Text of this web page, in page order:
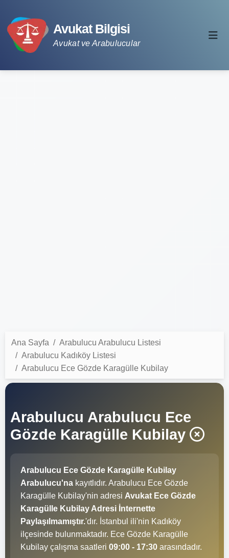
Avukat Bilgisi
Avukat ve Arabulucular
Ana Sayfa
Arabulucu Arabulucu Listesi
Arabulucu Kadıköy Listesi
Arabulucu Ece Gözde Karagülle Kubilay
Arabulucu Arabulucu Ece
Gözde Karagülle Kubilay
Arabulucu Ece Gözde Karagülle Kubilay
Arabulucu'na kayıtlıdır. Arabulucu Ece Gözde
Karagülle Kubilay'nin adresi Avukat Ece Gözde
Karagülle Kubilay Adresi İnternette
Paylaşılmamıştır.'dır. İstanbul ili'nin Kadıköy
ilçesinde bulunmaktadır. Ece Gözde Karagülle
Kubilay çalışma saatleri 09:00 - 17:30 arasındadır.